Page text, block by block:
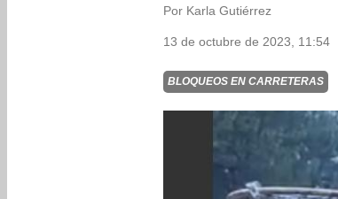
Por Karla Gutiérrez
13 de octubre de 2023, 11:54
BLOQUEOS EN CARRETERAS